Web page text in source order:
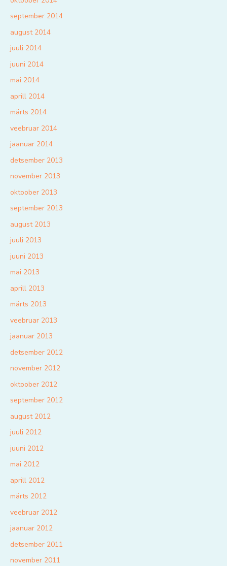
september 2014
august 2014
juuli 2014
juuni 2014
mai 2014
aprill 2014
märts 2014
veebruar 2014
jaanuar 2014
detsember 2013
november 2013
oktoober 2013
september 2013
august 2013
juuli 2013
juuni 2013
mai 2013
aprill 2013
märts 2013
veebruar 2013
jaanuar 2013
detsember 2012
november 2012
oktoober 2012
september 2012
august 2012
juuli 2012
juuni 2012
mai 2012
aprill 2012
märts 2012
veebruar 2012
jaanuar 2012
detsember 2011
november 2011